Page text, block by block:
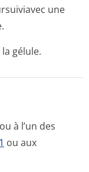
une
gélule.
à l’un des
ou aux